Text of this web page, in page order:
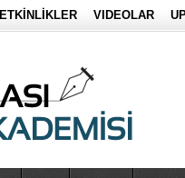
ETKİNLİKLER VIDEOLAR